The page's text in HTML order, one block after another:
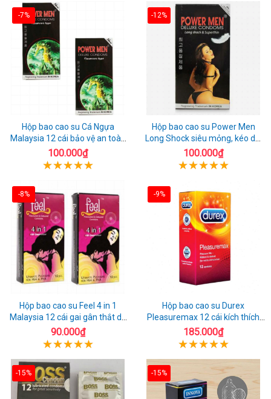
-7%
Hộp bao cao su Cá Ngựa
Malaysia 12 cái bảo vệ an toàn
tuyệt đối
100.000₫
-12%
Hộp bao cao su Power Men
Long Shock siêu mỏng, kéo dài
quan hệ thoải mái
100.000₫
-8%
Hộp bao cao su Feel 4 in 1
Malaysia 12 cái gai gân thắt dễ
sử dụng
90.000₫
-9%
Hộp bao cao su Durex
Pleasuremax 12 cái kích thích
tăng khoái cảm
185.000₫
-15% -15%